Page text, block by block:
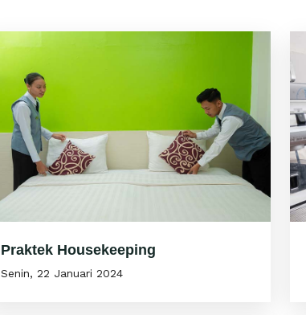
Praktek Housekeeping
Senin, 22 Januari 2024